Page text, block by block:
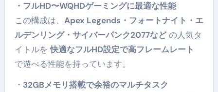
・フルHD〜WQHDゲーミングに最適な性能
この構成は、 Apex Legends・フォートナイト・エ
ルデンリング・サイバーパンク2077などの人気タ
イトルを快適なフルHD設定で高フレームレート
で遊べる性能を持っています。
・32GBメモリ搭載で余裕のマルチタスク